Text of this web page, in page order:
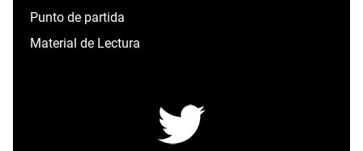
Punto de partida
Material de Lectura